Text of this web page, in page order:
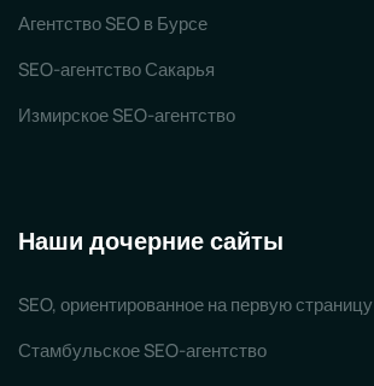
Агентство SEO в Бурсе
SEO-агентство Сакарья
Измирское SEO-агентство
Наши дочерние сайты
SEO, ориентированное на первую страницу
Стамбульское SEO-агентство